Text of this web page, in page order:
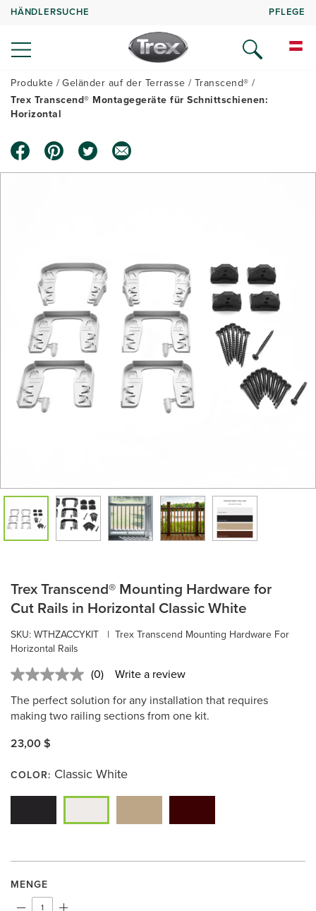
HÄNDLERSUCHE PFLEGE
Produkte Geländer auf der Terrasse
Transcend®
Trex Transcend® Montagegeräte für Schnittschienen:
Horizontal
Trex Transcend® Mounting Hardware for
Cut Rails in Horizontal Classic White
SKU:WTHZACCYKIT | Trex Transcend Mounting Hardware For
Horizontal Rails
No
value.
Same
page
(0)
Write a review
The perfect solution for any installation that requires
making two railing sections from one kit.
23,00 $
COLOR: Classic White
MENGE